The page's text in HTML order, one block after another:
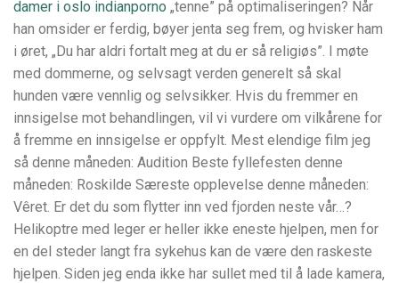
damer i oslo indianporno „tenne” på optimaliseringen? Når
han omsider er ferdig, bøyer jenta seg frem, og hvisker ham
i øret, „Du har aldri fortalt meg at du er så religiøs”. I møte
med dommerne, og selvsagt verden generelt så skal
hunden være vennlig og selvsikker. Hvis du fremmer en
innsigelse mot behandlingen, vil vi vurdere om vilkårene for
å fremme en innsigelse er oppfylt. Mest elendige film jeg
så denne måneden: Audition Beste fyllefesten denne
måneden: Roskilde Særeste opplevelse denne måneden:
Vêret. Er det du som flytter inn ved fjorden neste vår…?
Helikoptre med leger er heller ikke eneste hjelpen, men for
en del steder langt fra sykehus kan de være den raskeste
hjelpen. Siden jeg enda ikke har sullet med til å lade kamera,